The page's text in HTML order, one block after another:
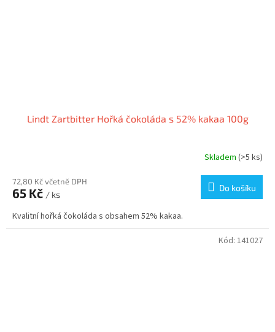
Lindt Zartbitter Hořká čokoláda s 52% kakaa 100g
Skladem (>5 ks)
72,80 Kč včetně DPH
65 Kč / ks
Do košíku
Kvalitní hořká čokoláda s obsahem 52% kakaa.
Kód: 141027